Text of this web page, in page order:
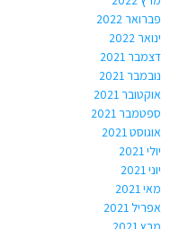
פברואר 2022
ינואר 2022
דצמבר 2021
נובמבר 2021
אוקטובר 2021
ספטמבר 2021
אוגוסט 2021
יולי 2021
יוני 2021
מאי 2021
אפריל 2021